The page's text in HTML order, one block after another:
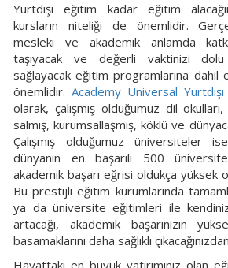
Yurtdışı eğitim kadar eğitim
kursların niteliği de önemlidir.
mesleki ve akademik anlamda
taşıyacak ve değerli vaktinizi
sağlayacak eğitim programlarına dahil
önemlidir.Academy Universal Yurtdışı
olarak, çalışmış olduğumuz dil
salmış, kurumsallaşmış, köklü ve
Çalışmış olduğumuz üniversiteler
dünyanın en başarılı 500
akademik başarı eğrisi oldukça yüksek
Bu prestijli eğitim kurumlarında
ya da üniversite eğitimleri ile
artacağı, akademik başarınızın
basamaklarını daha sağlıklı